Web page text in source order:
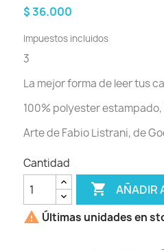
$ 36.000
Impuestos incluidos
3
La mejor forma de leer tus
100% polyester
Arte de Fabio Listrani, de
Cantidad
 AÑADIR
 Últimas unidades en